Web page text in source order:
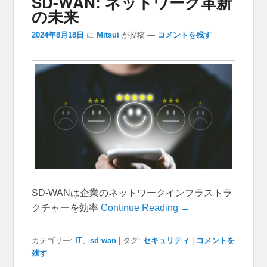
の未来
2024年8月18日 に Mitsui が投稿 — コメントを残す
SD-WANは企業のネットワークインフラストラ
クチャーを効率Continue Reading →
カテゴリー: IT、sd wan タグ: セキュリティ
コメントを
残す